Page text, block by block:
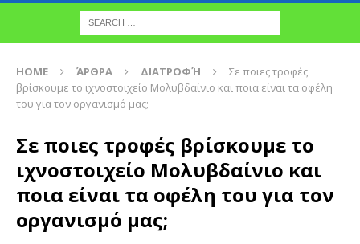
HOME ΆΡΘΡΑ ΔΙΑΤΡΟΦΉ
Σε ποιες τροφές
βρίσκουμε το ιχνοστοιχείο Μολυβδαίνιο και ποια είναι τα οφέλη
του για τον οργανισμό μας;
Σε ποιες τροφές βρίσκουμε το
ιχνοστοιχείο Μολυβδαίνιο και
ποια είναι τα οφέλη του για τον
οργανισμό μας;